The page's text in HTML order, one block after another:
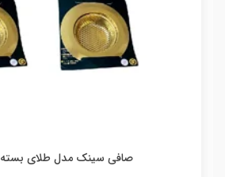
صافی سینک مدل طلای بسته 2 عددی